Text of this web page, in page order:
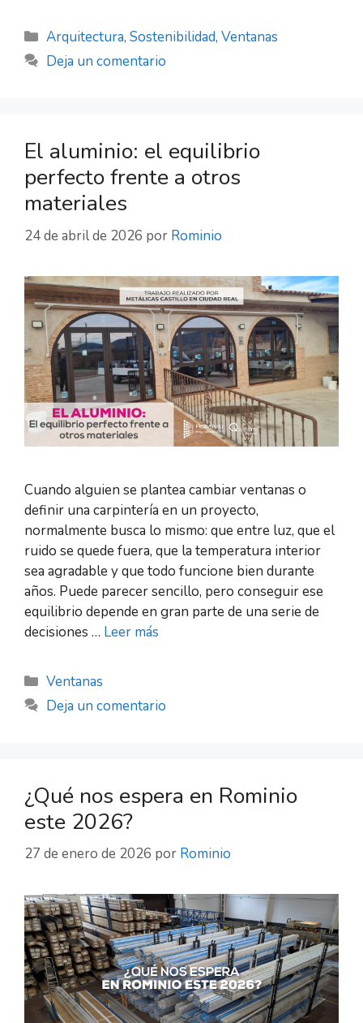
Arquitectura,Sostenibilidad,Ventanas
Deja un comentario
El aluminio: el equilibrio
perfecto frente a otros
materiales
24 de abril de 2026 por Rominio
Cuando alguien se plantea cambiar ventanas o
definir una carpintería en un proyecto,
normalmente busca lo mismo: que entre luz, que el
ruido se quede fuera, que la temperatura interior
sea agradable y que todo funcione bien durante
años. Puede parecer sencillo, pero conseguir ese
equilibrio depende en gran parte de una serie de
decisiones … Leer más
Ventanas
Deja un comentario
¿Qué nos espera en Rominio
este 2026?
27 de enero de 2026 por Rominio